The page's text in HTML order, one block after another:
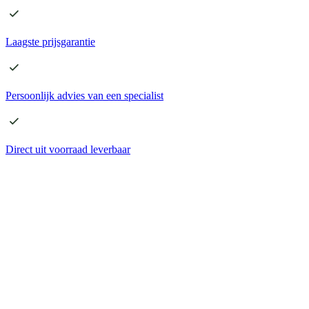
Laagste prijsgarantie
Persoonlijk advies van een specialist
Direct uit voorraad leverbaar